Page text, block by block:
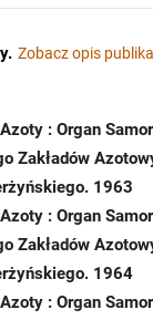
. Zobacz opis
: Organ
Zakładów
1963
: Organ
Zakładów
1964
: Organ